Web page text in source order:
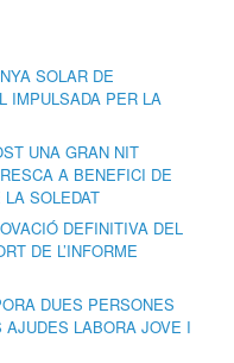
SOLAR DE
IMPULSADA PER LA
UNA GRAN NIT
A BENEFICI DE
SOLEDAT
DEFINITIVA DEL
DE L’INFORME
DUES PERSONES
LABORA JOVE I